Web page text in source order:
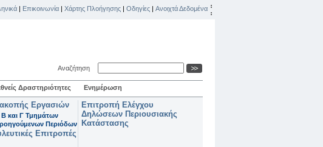
| Επικοινωνία | Χάρτης Πλοήγησης | Οδηγίες | Ανοιχτά Δεδομένα
Αναζήτηση
Δραστηριότητες Ενημέρωση
Εργασιών
και Γ Τμημάτων
Περιόδων
Επιτροπές
Επιτροπή Ελέγχου
Δηλώσεων Περιουσιακής
Κατάστασης